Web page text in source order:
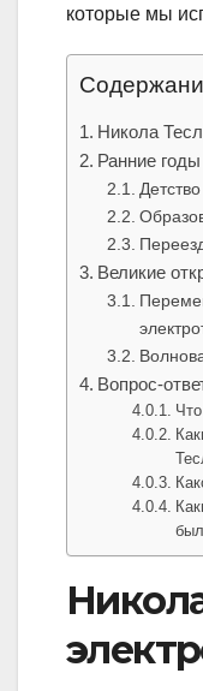
которые мы
Никола
Ранние
Великие
Вопрос-